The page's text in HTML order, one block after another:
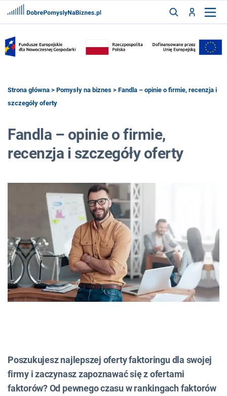
ZAREJESTRUJ
FRANCZYZY
Strona główna > Pomysły na biznes > Fandla – opinie o firmie, recenzja i
szczegóły oferty
Fandla – opinie o firmie,
recenzja i szczegóły oferty
Poszukujesz najlepszej oferty faktoringu dla swojej
firmy i zaczynasz zapoznawać się z ofertami
faktorów? Od pewnego czasu w rankingach faktorów